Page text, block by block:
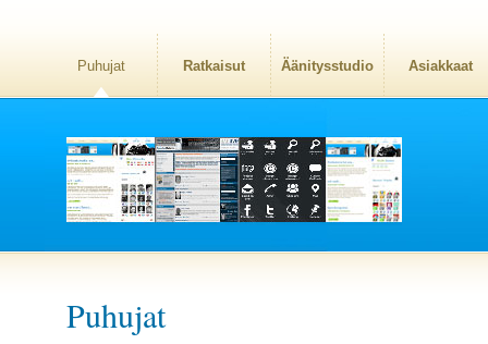
Puhujat Ratkaisut Äänitysstudio Asiakkaat
Puhujat